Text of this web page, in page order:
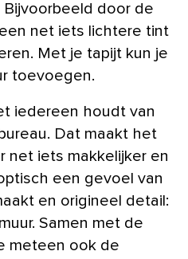
door de
net iets lichtere tint
Met je tapijt kun je
toevoegen.
iedereen houdt van
Dat maakt het
net iets makkelijker en
een gevoel van
en origineel detail:
Samen met de
meteen ook de